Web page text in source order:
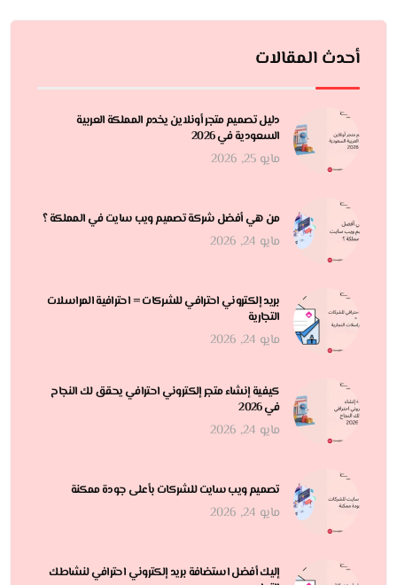
أحدث المقالات
دليل تصميم متجر أونلاين يخدم المملكة العربية
السعودية في 2026
مايو 25, 2026
من هي أفضل شركة تصميم ويب سايت في المملكة ؟
مايو 24, 2026
بريد إلكتروني احترافي للشركات = احترافية المراسلات
التجارية
مايو 24, 2026
كيفية إنشاء متجر إلكتروني احترافي يحقق لك النجاح
في 2026
مايو 24, 2026
تصميم ويب سايت للشركات بأعلى جودة ممكنة
مايو 24, 2026
إليك أفضل استضافة بريد إلكتروني احترافي لنشاطك